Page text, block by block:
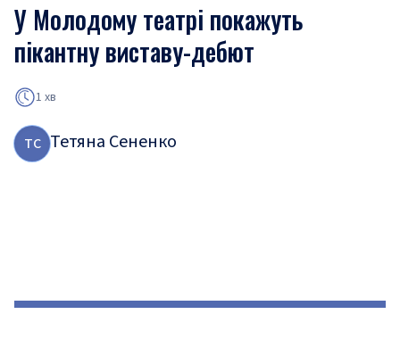
У Молодому театрі покажуть
пікантну виставу-дебют
1 хв
ТС Тетяна Сененко